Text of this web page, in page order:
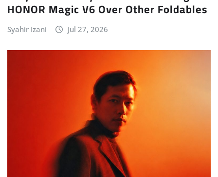
HONOR Magic V6 Over Other Foldables
Syahir Izani Jul 27, 2026